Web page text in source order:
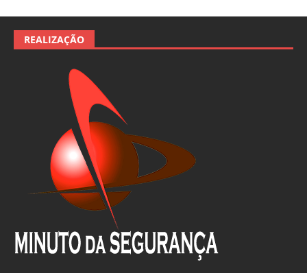
REALIZAÇÃO